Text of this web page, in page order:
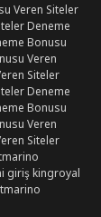
Veren Siteler
Deneme
Bonusu
Veren
Siteler
Deneme
Bonusu
Veren
Siteler
girişkingroyal